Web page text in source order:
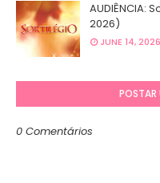
AUDIÊNCIA:
2026)
JUNE 14, 2026
0 Comentários